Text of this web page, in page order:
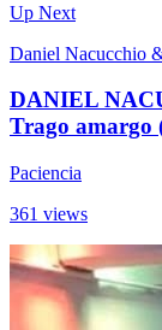
Up Next
Daniel Nacucchio
DANIEL
Trago amargo
Paciencia
361 views